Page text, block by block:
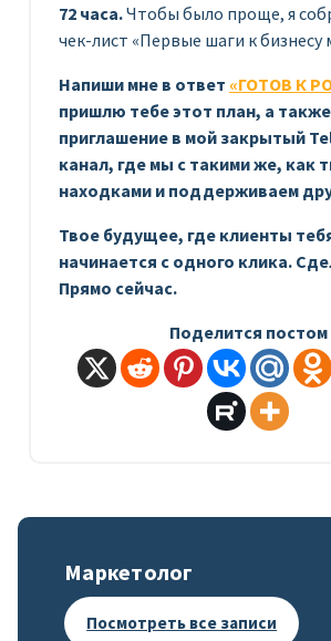
72 часа.Чтобы было проще, я
чек-лист «Первые шаги к бизнесу
Напиши мне в ответ «ГОТОВ К
пришлю тебе этот план, а также
приглашение в мой закрытый
канал, где мы с такими же, как
находками и поддерживаем
Твое будущее, где клиенты
начинается с одного клика.
Прямо сейчас.
Поделится постом
Маркетолог
Посмотреть все записи